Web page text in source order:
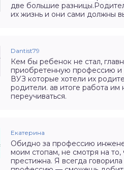
две большие
их жизнь и они сами должны
Dantist79
Кем бы ребенок не стал,
приобретенную профессию и
ВУЗ которые хотели их
родители. ав итоге работа им
переучиваться.
Екатерина
Обидно за профессию
моим стопам, не смотря на
престижна. Я всегда